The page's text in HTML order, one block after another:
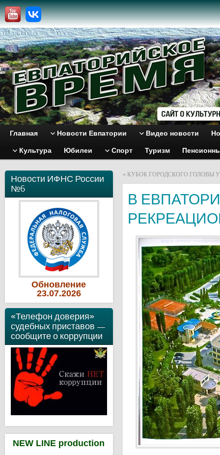
Главная Новости Евпатории Видео новости
Культура Юбилеи Спорт Туризм
Новости ИФНС России
№6
Обновление
23.07.2026
«Телефон доверия»
судебных приставов —
сообщите о коррупции
NEW LINE production
« КУБОК ГОРОДСКОГО ГОЛОВЫ
В